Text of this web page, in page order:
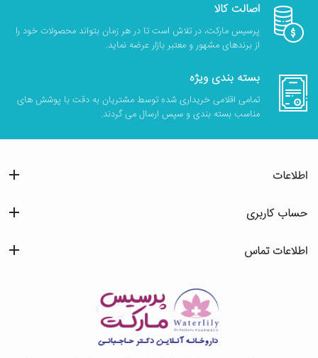
اصالت کالا
پرسیس مارکت، در تلاش است تا در هر زمان بتواند محصولات خود را
از برندهای مشهور و معتبر بازار عرضه نماید.
بسته بندی ویژه
تمامی اقلامی خریداری شده توسط مشتریان به دقت با پوشش های
مناسب بسته بندی و سپس ارسال می گردند.
اطلاعات
حساب کاربری
اطلاعات تماس